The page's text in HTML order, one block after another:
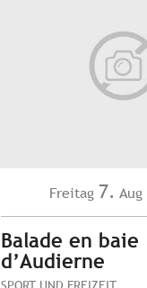
Freitag 7. Aug
Balade en baie
d’Audierne